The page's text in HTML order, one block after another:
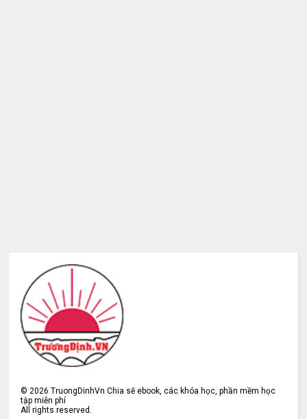
©2026 TruongDinhVn Chia sẽ ebook, các khóa học, phần mềm học
tập miễn phí
All rights reserved.